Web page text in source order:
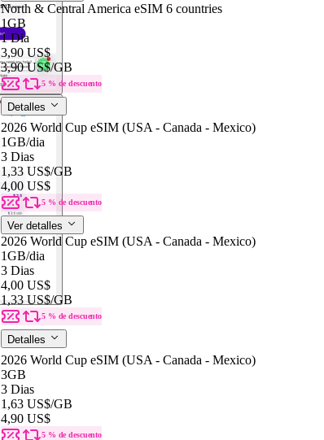
North & Central America eSIM 6 countries
1GB
1 Dia
3,90 US$
3,90 US$/GB
5 % de descuento
Detalles
2026 World Cup eSIM (USA - Canada - Mexico)
1GB/dia
3 Dias
1,33 US$/GB
4,00 US$
5 % de descuento
Ver detalles
2026 World Cup eSIM (USA - Canada - Mexico)
1GB/dia
3 Dias
4,00 US$
1,33 US$/GB
5 % de descuento
Detalles
2026 World Cup eSIM (USA - Canada - Mexico)
3GB
3 Dias
1,63 US$/GB
4,90 US$
5 % de descuento